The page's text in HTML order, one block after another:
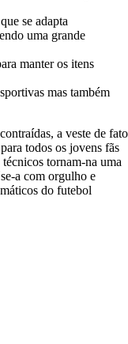
se adapta
uma grande
manter os itens
mas também
a veste de fato
todos os jovens fãs
tornam-na uma
a com orgulho e
do futebol